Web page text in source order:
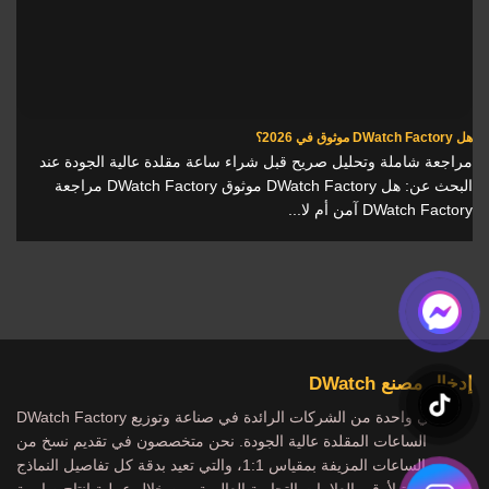
هل DWatch Factory موثوق في 2026؟
مراجعة شاملة وتحليل صريح قبل شراء ساعة مقلدة عالية الجودة عند
البحث عن: هل DWatch Factory موثوق DWatch Factory مراجعة
DWatch Factory آمن أم لا...
إدخال مصنع DWatch
DWatch Factory هي واحدة من الشركات الرائدة في صناعة وتوزيع
الساعات المقلدة عالية الجودة. نحن متخصصون في تقديم نسخ من
الساعات المزيفة بمقياس 1:1، والتي تعيد بدقة كل تفاصيل النماذج